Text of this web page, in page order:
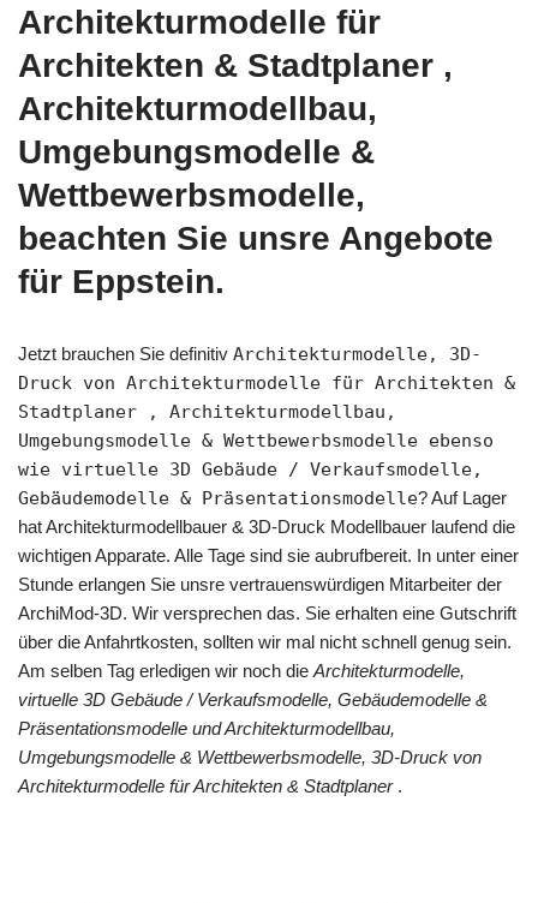
Architekturmodelle für
Architekten & Stadtplaner ,
Architekturmodellbau,
Umgebungsmodelle &
Wettbewerbsmodelle,
beachten Sie unsre Angebote
für Eppstein.
Jetzt brauchen Sie definitiv Architekturmodelle, 3D-
Druck von Architekturmodelle für Architekten &
Stadtplaner , Architekturmodellbau,
Umgebungsmodelle & Wettbewerbsmodelle ebenso
wie virtuelle 3D Gebäude / Verkaufsmodelle,
Gebäudemodelle & Präsentationsmodelle? Auf Lager
hat Architekturmodellbauer & 3D-Druck Modellbauer laufend die
wichtigen Apparate. Alle Tage sind sie aubrufbereit. In unter einer
Stunde erlangen Sie unsre vertrauenswürdigen Mitarbeiter der
ArchiMod-3D. Wir versprechen das. Sie erhalten eine Gutschrift
über die Anfahrtkosten, sollten wir mal nicht schnell genug sein.
Am selben Tag erledigen wir noch die Architekturmodelle,
virtuelle 3D Gebäude / Verkaufsmodelle, Gebäudemodelle &
Präsentationsmodelle und Architekturmodellbau,
Umgebungsmodelle & Wettbewerbsmodelle, 3D-Druck von
Architekturmodelle für Architekten & Stadtplaner .